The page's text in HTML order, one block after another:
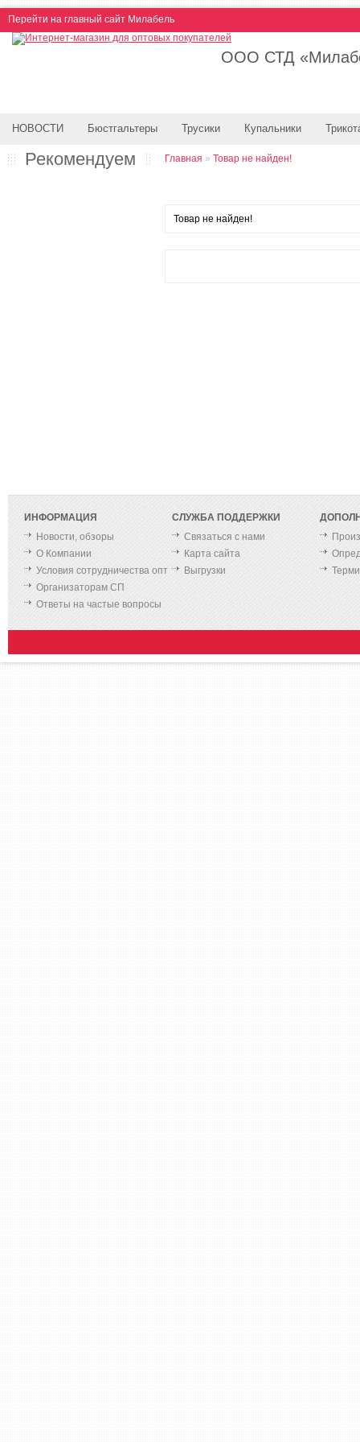
Перейти на главный сайт Милабель
ООО СТД
НОВОСТИ Бюстгальтеры Трусики Купальники
Рекомендуем Главная » Товар не найден!
Товар не найден!
ИНФОРМАЦИЯ
Новости, обзоры
О Компании
Условия сотрудничества опт
Организаторам СП
Ответы на частые вопросы
СЛУЖБА ПОДДЕРЖКИ
Связаться с нами
Карта сайта
Выгрузки